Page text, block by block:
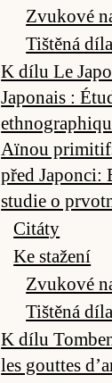
Zvukové
Tištěná díla
K dílu Le
Japonais :
Aïnou
před Japonci:
studie o
Citáty
Ke stažení
Zvukové
Tištěná díla
K dílu
les gouttes